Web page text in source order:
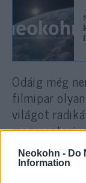
Neokohn - Do
Information
Odáig még
filmipar
világot
diktálná.